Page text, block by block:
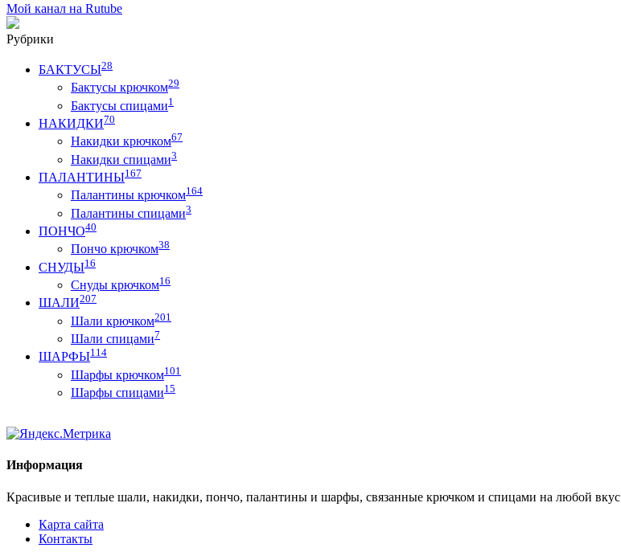
Мой канал на Rutube
Рубрики
БАКТУСЫ28
Бактусы крючком29
Бактусы спицами1
НАКИДКИ70
Накидки крючком67
Накидки спицами3
ПАЛАНТИНЫ167
Палантины крючком164
Палантины спицами3
ПОНЧО40
Пончо крючком38
СНУДЫ16
Снуды крючком16
ШАЛИ207
Шали крючком201
Шали спицами7
ШАРФЫ114
Шарфы крючком101
Шарфы спицами15
Информация
Красивые и теплые шали, накидки, пончо, палантины и шарфы, связанные крючком и спицами на любой вкус
Карта сайта
Контакты